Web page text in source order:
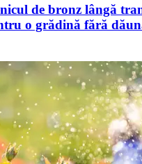
de bronz lângă
o grădină fără